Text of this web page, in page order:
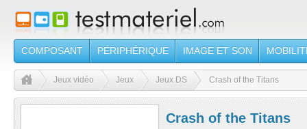
COMPOSANT PÉRIPHÉRIQUE IMAGE ET SON
Jeux vidéo Jeux Jeux DS Crash of the Titans
Crash of the Titans